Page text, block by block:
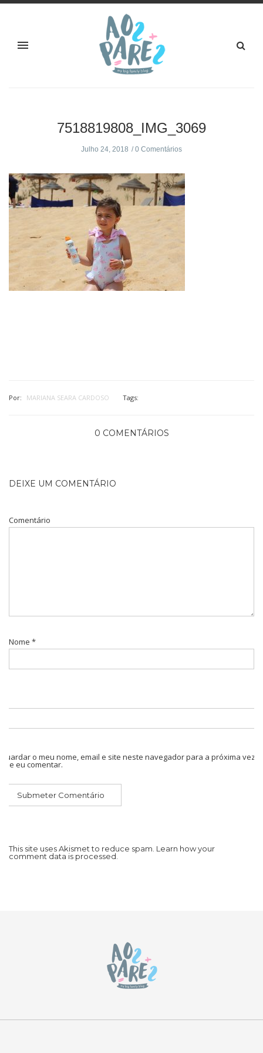
7518819808_IMG_3069
Julho 24, 2018 0 Comentários
Por: MARIANA SEARA CARDOSO Tags:
0 COMENTÁRIOS
DEIXE UM COMENTÁRIO
Comentário
Nome *
Guardar o meu nome, email e site neste navegador para a próxima vez
que eu comentar.
This site uses Akismet to reduce spam. Learn how your
comment data is processed.